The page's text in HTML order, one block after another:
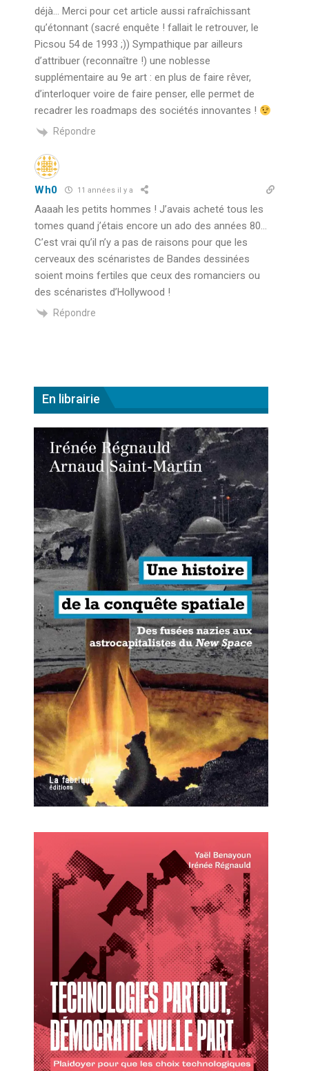
déjà… Merci pour cet article aussi rafraîchissant
qu’étonnant (sacré enquête ! fallait le retrouver, le
Picsou 54 de 1993 ;)) Sympathique par ailleurs
d’attribuer (reconnaître !) une noblesse
supplémentaire au 9e art : en plus de faire rêver,
d’interloquer voire de faire penser, elle permet de
recadrer les roadmaps des sociétés innovantes !
Répondre
Wh0 11 années il y a
Aaaah les petits hommes ! J’avais acheté tous les
tomes quand j’étais encore un ado des années 80…
C’est vrai qu’il n’y a pas de raisons pour que les
cerveaux des scénaristes de Bandes dessinées
soient moins fertiles que ceux des romanciers ou
des scénaristes d’Hollywood !
Répondre
En librairie